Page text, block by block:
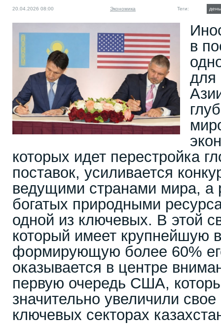
20.04.2026 08:00 Экономика Теги:
в
для
которых идет перестройка
поставок, усиливается
ведущими странами мира, а
богатых природными
одной из ключевых. В этой
который имеет крупнейшую
формирующую более 60%
оказывается в центре
первую очередь США,
значительно увеличили свое
ключевых секторах